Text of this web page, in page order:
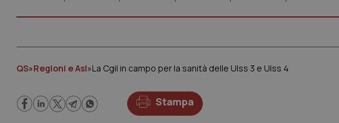
QS»Regioni e Asl»La Cgil in campo per la sanità delle Ulss 3 e Ulss 4
Stampa